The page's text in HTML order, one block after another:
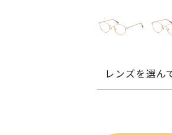
レンズを選ん